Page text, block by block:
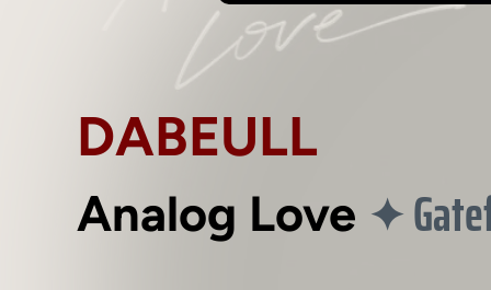
DABEULL
Analog Love ✦